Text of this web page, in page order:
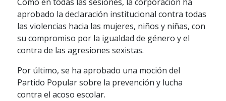
aprobado la declaración institucional contra todas
las violencias hacia las mujeres, niños y niñas, con
su compromiso por la igualdad de género y el
contra de las agresiones sexistas.
Por último, se ha aprobado una moción del
Partido Popular sobre la prevención y lucha
contra el acoso escolar.